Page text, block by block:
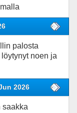
palosta
noen ja
2026
saakka